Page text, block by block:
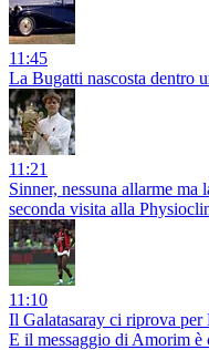
11:45
La Bugatti nascosta dentro
11:21
Sinner, nessuna allarme ma
seconda visita alla
11:10
Il Galatasaray ci riprova
E il messaggio di Amorim è